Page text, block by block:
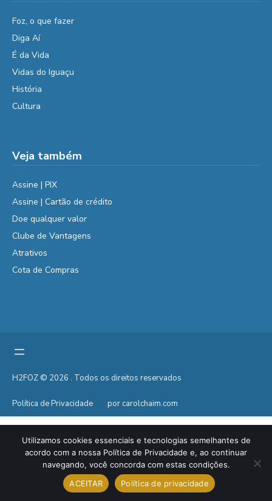
Foz, o que fazer
Diga Aí
É da Vida
Vidas do Iguaçu
História
Cultura
Veja também
Assine | PIX
Assine | Cartão de crédito
Doe qualquer valor
Clube de Vantagens
Atrativos
Cota de Compras
H2FOZ © 2026 . Todos os direitos reservados
Política de Privacidade por carolchaim.com
Utilizamos cookies essenciais e tecnologias semelhantes de
acordo com a nossa Política de Privacidade e, ao continuar
navegando, você concorda com estas condições.
ACEITAR
Política de privacidade